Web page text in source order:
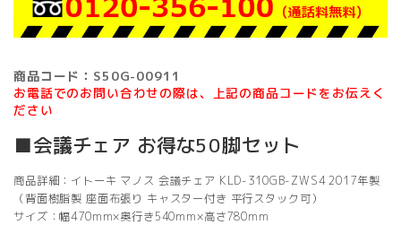
商品コード：S50G-00911
お電話でのお問い合わせの際は、上記の商品コードをお伝えく
ださい
■会議チェア お得な50脚セット
商品詳細：イトーキ マノス 会議チェア KLD-310GB-ZWS4 2017年製
（背面樹脂製 座面布張り キャスター付き 平行スタック可）
サイズ：幅470mm×奥行き540mm×高さ780mm